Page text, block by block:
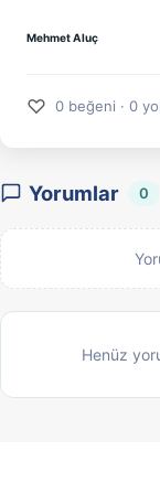
Mehmet Aluç
♡ 0 beğeni · 0
Yorumlar 0
Henüz